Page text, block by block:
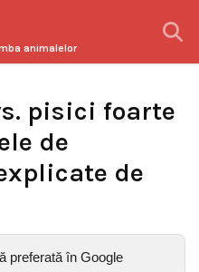
animalelor
pisici foarte
de
de
preferată în Google